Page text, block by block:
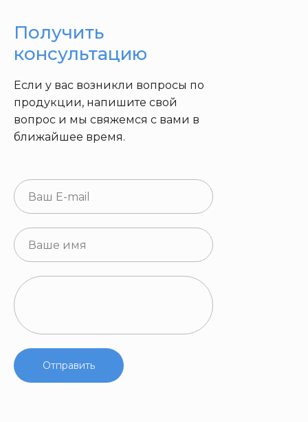
Отправить
Если у вас возникли вопросы по
продукции, напишите свой
вопрос и мы свяжемся с вами в
ближайшее время.
Получить
консультацию